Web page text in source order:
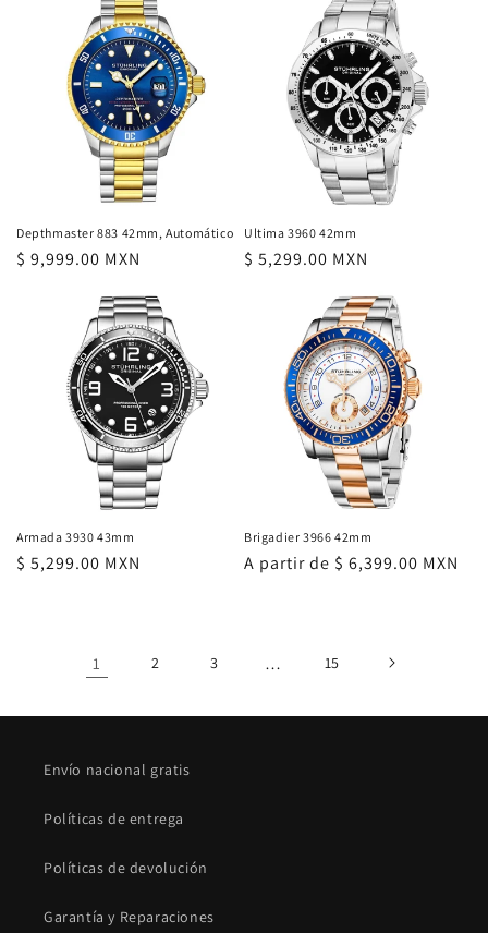
Depthmaster 883 42mm, Automático
Precio
$ 9,999.00 MXN
Ultima 3960 42mm
Precio
$ 5,299.00 MXN
Armada 3930 43mm
Precio
$ 5,299.00 MXN
Brigadier 3966 42mm
Precio
A partir de $ 6,399.00 MXN
1 2 3 … 15
Envío nacional gratis
Políticas de entrega
Políticas de devolución
Garantía y Reparaciones